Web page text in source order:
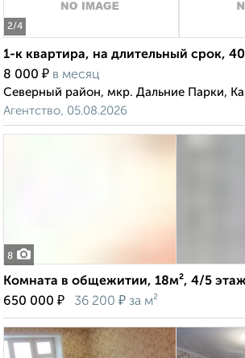
2/4
1-к квартира, на длительный срок,
8 000 ₽ в месяц
Северный район, мкр. Дальние Парки,
Агентство, 05.08.2026
8
Комната в общежитии, 18м², 4/5
650 000 ₽ 36 200 ₽ за м²